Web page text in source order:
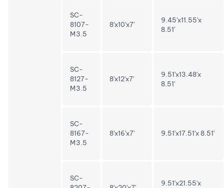
SC-
8107-
M3.5
8'x10'x7'
9.45'x11.55'x
8.51'
SC-
8127-
M3.5
8'x12'x7'
9.51'x13.48'x
8.51'
SC-
8167-
M3.5
8'x16'x7' 9.51'x17.51'x 8.51'
SC-
9.51'x21.55'x